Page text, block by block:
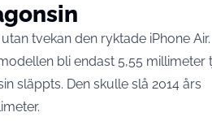
tvekan den ryktade iPhone Air.
bli endast 5,55 millimeter
släppts. Den skulle slå 2014 års